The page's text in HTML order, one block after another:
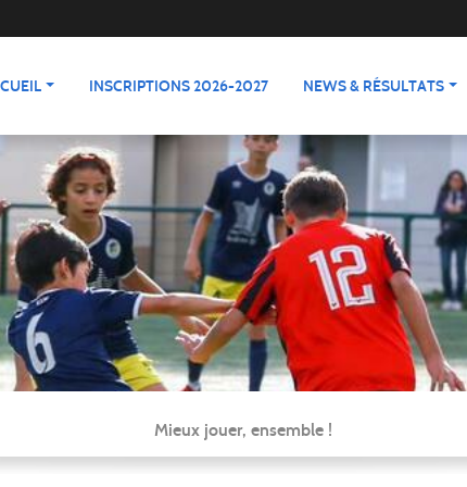
INSCRIPTIONS 2026-2027 NEWS & RÉSULTATS
Mieux jouer, ensemble !